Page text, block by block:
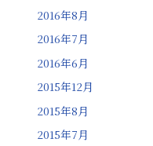
2016年8月
2016年7月
2016年6月
2015年12月
2015年8月
2015年7月